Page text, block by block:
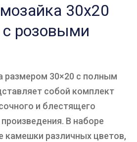
30х20
с розовыми
размером 30×20 с полным
собой комплект
и блестящего
В наборе
камешки различных цветов,